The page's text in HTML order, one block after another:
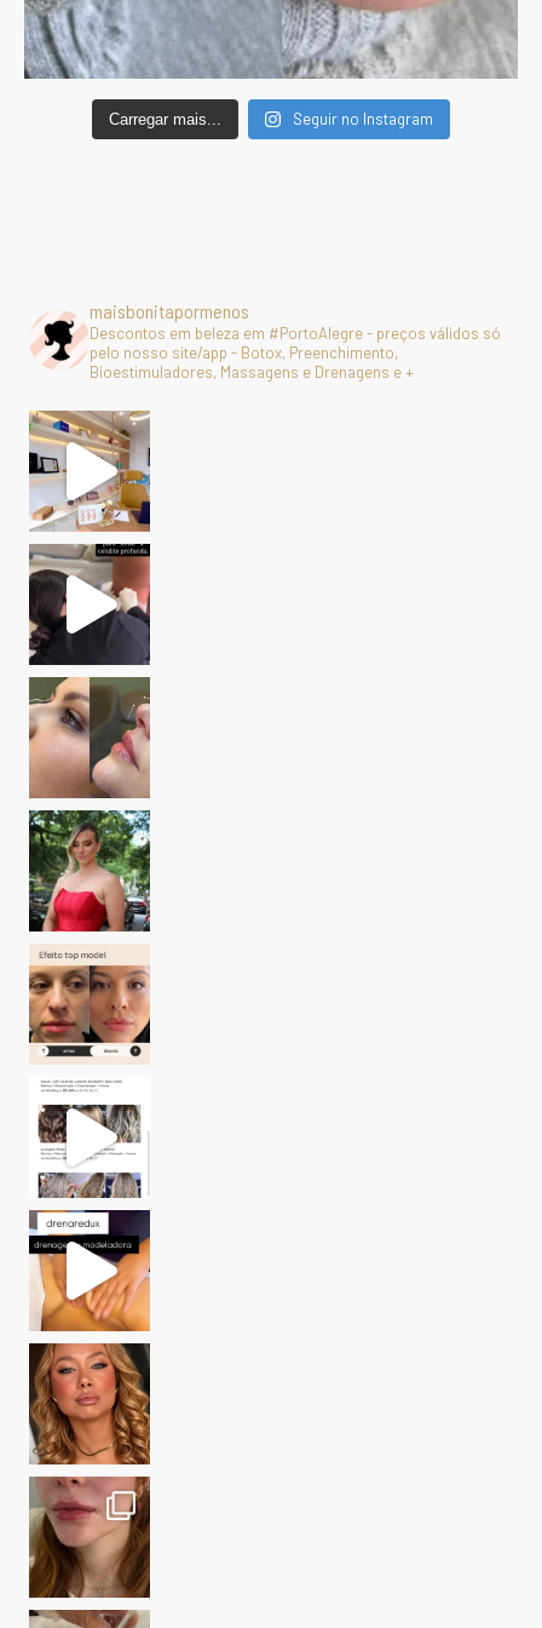
Carregar mais... Seguir no Instagram
maisbonitapormenos
Descontos em beleza em #PortoAlegre - preços válidos só
pelo nosso site/app - Botox, Preenchimento,
Bioestimuladores, Massagens e Drenagens e +